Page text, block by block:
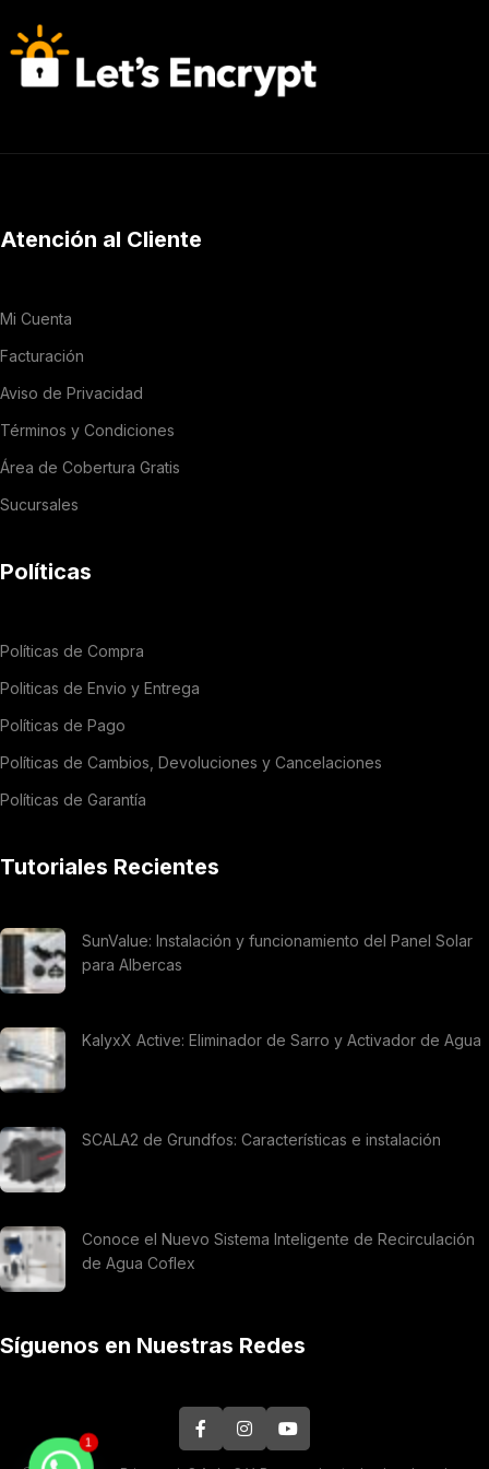
Atención al Cliente
Mi Cuenta
Facturación
Aviso de Privacidad
Términos y Condiciones
Área de Cobertura Gratis
Sucursales
Políticas
Políticas de Compra
Politicas de Envio y Entrega
Políticas de Pago
Políticas de Cambios, Devoluciones y Cancelaciones
Políticas de Garantía
Tutoriales Recientes
SunValue: Instalación y funcionamiento del Panel Solar
para Albercas
KalyxX Active: Eliminador de Sarro y Activador de Agua
SCALA2 de Grundfos: Características e instalación
Conoce el Nuevo Sistema Inteligente de Recirculación
de Agua Coflex
Síguenos en Nuestras Redes
1